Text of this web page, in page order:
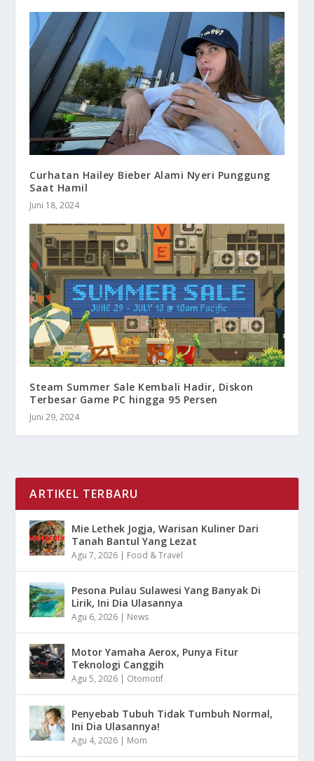
Curhatan Hailey Bieber Alami Nyeri Punggung
Saat Hamil
Juni 18, 2024
Steam Summer Sale Kembali Hadir, Diskon
Terbesar Game PC hingga 95 Persen
Juni 29, 2024
ARTIKEL TERBARU
Mie Lethek Jogja, Warisan Kuliner Dari
Tanah Bantul Yang Lezat
Agu 7, 2026 | Food & Travel
Pesona Pulau Sulawesi Yang Banyak Di
Lirik, Ini Dia Ulasannya
Agu 6, 2026 | News
Motor Yamaha Aerox, Punya Fitur
Teknologi Canggih
Agu 5, 2026 | Otomotif
Penyebab Tubuh Tidak Tumbuh Normal,
Ini Dia Ulasannya!
Agu 4, 2026 | Mom